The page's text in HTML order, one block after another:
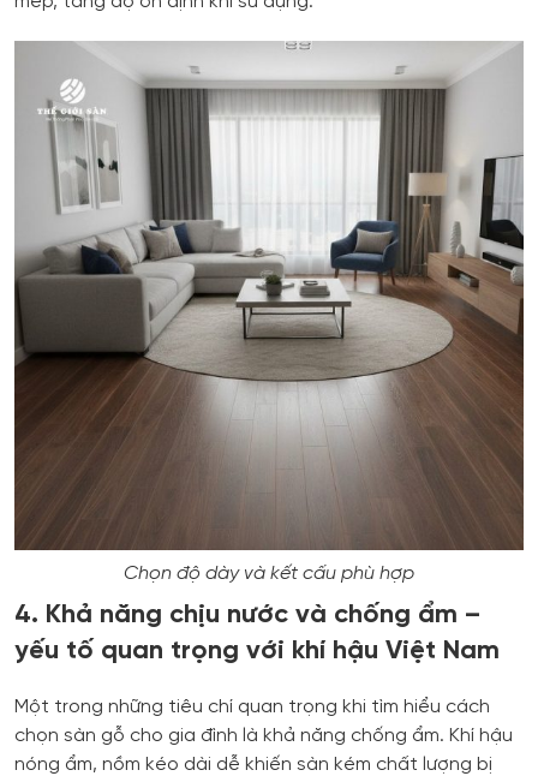
Chọn độ dày và kết cấu phù hợp
4. Khả năng chịu nước và chống ẩm –
yếu tố quan trọng với khí hậu Việt Nam
Một trong những tiêu chí quan trọng khi tìm hiểu cách
chọn sàn gỗ cho gia đình là khả năng chống ẩm. Khí hậu
nóng ẩm, nồm kéo dài dễ khiến sàn kém chất lượng bị